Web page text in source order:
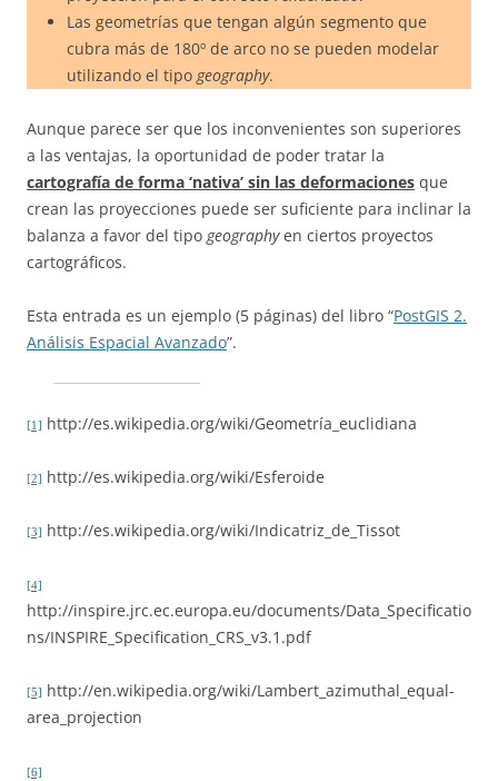
Las geometrías que tengan algún segmento que
cubra más de 180º de arco no se pueden modelar
utilizando el tipo geography.
Aunque parece ser que los inconvenientes son superiores
a las ventajas, la oportunidad de poder tratar la
cartografía de forma ‘nativa’ sin las deformaciones que
crean las proyecciones puede ser suficiente para inclinar la
balanza a favor del tipo geographyen ciertos proyectos
cartográficos.
Esta entrada es un ejemplo (5 páginas) del libro “PostGIS 2.
Análisis Espacial Avanzado”.
[1] http://es.wikipedia.org/wiki/Geometría_euclidiana
[2] http://es.wikipedia.org/wiki/Esferoide
[3] http://es.wikipedia.org/wiki/Indicatriz_de_Tissot
[4]
http://inspire.jrc.ec.europa.eu/documents/Data_Specificatio
ns/INSPIRE_Specification_CRS_v3.1.pdf
[5]
http://en.wikipedia.org/wiki/Lambert_azimuthal_equal-
area_projection
[6]